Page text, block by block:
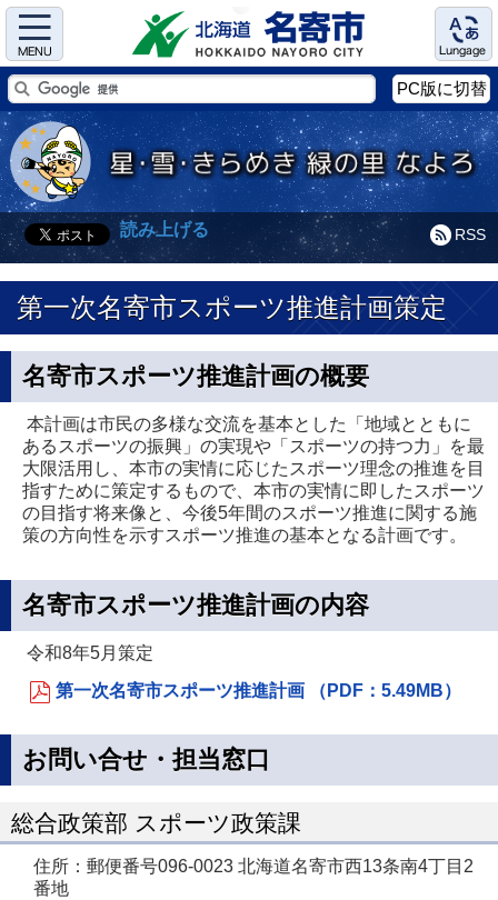
Menu Language
PC版に切替
RSS
読み上げる
第一次名寄市スポーツ推進計画策定
名寄市スポーツ推進計画の概要
本計画は市民の多様な交流を基本とした「地域とともに
あるスポーツの振興」の実現や「スポーツの持つ力」を最
大限活用し、本市の実情に応じたスポーツ理念の推進を目
指すために策定するもので、本市の実情に即したスポーツ
の目指す将来像と、今後5年間のスポーツ推進に関する施
策の方向性を示すスポーツ推進の基本となる計画です。
名寄市スポーツ推進計画の内容
令和8年5月策定
第一次名寄市スポーツ推進計画 （PDF：5.49MB）
お問い合せ・担当窓口
総合政策部 スポーツ政策課
住所：郵便番号096-0023 北海道名寄市西13条南4丁目2
番地